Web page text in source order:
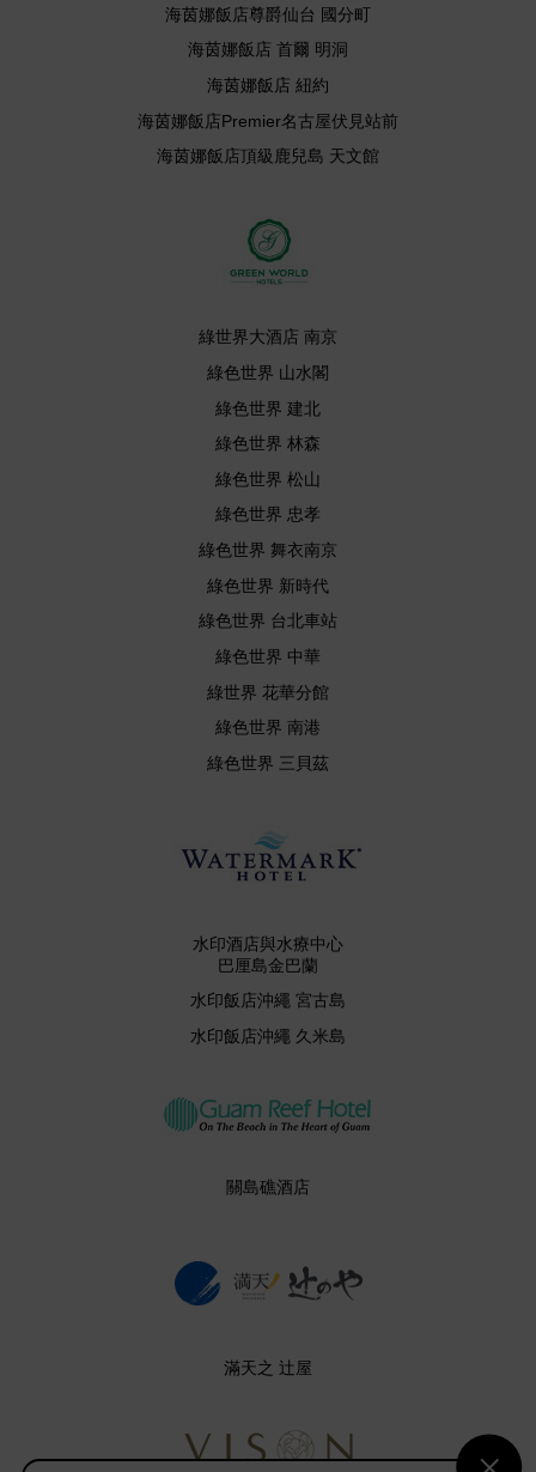
海茵娜飯店尊爵仙台 國分町
海茵娜飯店 首爾 明洞
海茵娜飯店 紐約
海茵娜飯店Premier名古屋伏見站前
海茵娜飯店頂級鹿兒島 天文館
綠世界大酒店 南京
綠色世界 山水閣
綠色世界 建北
綠色世界 林森
綠色世界 松山
綠色世界 忠孝
綠色世界 舞衣南京
綠色世界 新時代
綠色世界 台北車站
綠色世界 中華
綠世界 花華分館
綠色世界 南港
綠色世界 三貝茲
水印酒店與水療中心
巴厘島金巴蘭
水印飯店沖繩 宮古島
水印飯店沖繩 久米島
關島礁酒店
滿天之 辻屋